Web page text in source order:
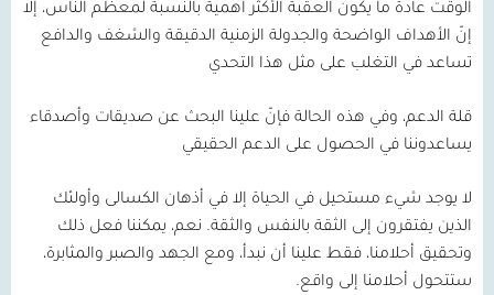
الوقت عادة ما يكون العقبة الأكثر أهمية بالنسبة لمعظم الناس، إلا
إنّ الأهداف الواضحة والجدولة الزمنية الدقيقة والشغف والدافع
تساعد في التغلب على مثل هذا التحدي
قلة الدعم، وفي هذه الحالة فإنّ علينا البحث عن صديقات وأصدقاء
يساعدوننا في الحصول على الدعم الحقيقي
لا يوجد شيء مستحيل في الحياة إلا في أذهان الكسالى وأولئك
الذين يفتقرون إلى الثقة بالنفس والثقة. نعم، يمكننا فعل ذلك
وتحقيق أحلامنا، فقط علينا أن نبدأ، ومع الجهد والصبر والمثابرة،
ستتحول أحلامنا إلى واقع.